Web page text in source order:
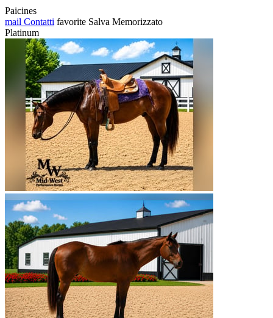
Paicines
mail Contatti favorite Salva Memorizzato
Platinum